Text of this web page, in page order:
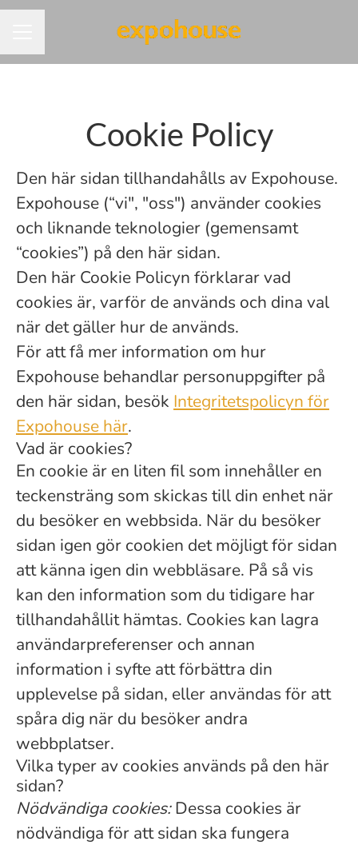
Cookie Policy
Den här sidan tillhandahålls av Expohouse.
Expohouse (“vi", "oss") använder cookies
och liknande teknologier (gemensamt
“cookies”) på den här sidan.
Den här Cookie Policyn förklarar vad
cookies är, varför de används och dina val
när det gäller hur de används.
För att få mer information om hur
Expohouse behandlar personuppgifter på
den här sidan, besök Integritetspolicyn för
Expohouse här.
Vad är cookies?
En cookie är en liten fil som innehåller en
teckensträng som skickas till din enhet när
du besöker en webbsida. När du besöker
sidan igen gör cookien det möjligt för sidan
att känna igen din webbläsare. På så vis
kan den information som du tidigare har
tillhandahållit hämtas. Cookies kan lagra
användarpreferenser och annan
information i syfte att förbättra din
upplevelse på sidan, eller användas för att
spåra dig när du besöker andra
webbplatser.
Vilka typer av cookies används på den här
sidan?
Nödvändiga cookies:Dessa cookies är
nödvändiga för att sidan ska fungera